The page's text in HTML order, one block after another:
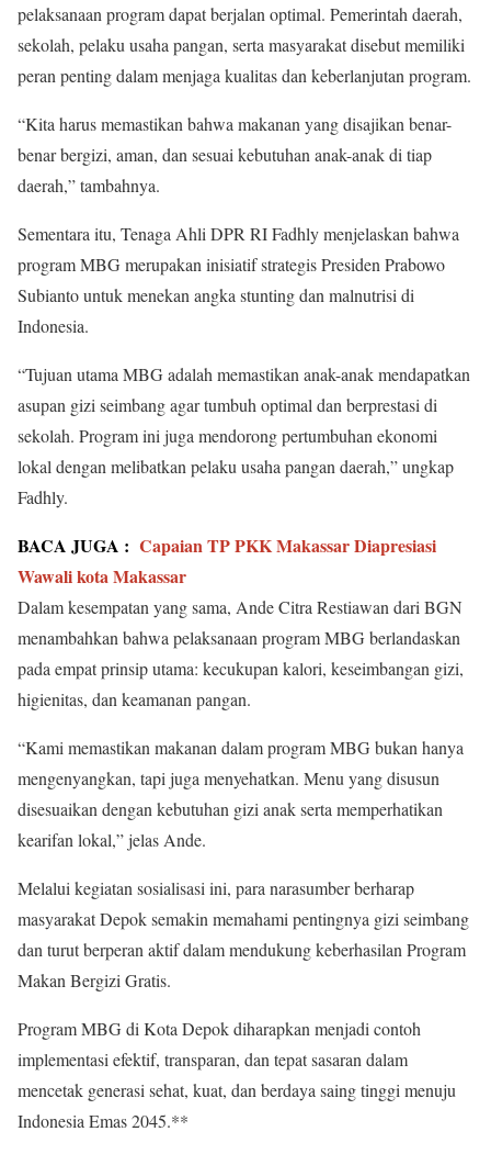
pelaksanaan program dapat berjalan optimal. Pemerintah daerah,
sekolah, pelaku usaha pangan, serta masyarakat disebut memiliki
peran penting dalam menjaga kualitas dan keberlanjutan program.
“Kita harus memastikan bahwa makanan yang disajikan benar-
benar bergizi, aman, dan sesuai kebutuhan anak-anak di tiap
daerah,” tambahnya.
Sementara itu, Tenaga Ahli DPR RI Fadhly menjelaskan bahwa
program MBG merupakan inisiatif strategis Presiden Prabowo
Subianto untuk menekan angka stunting dan malnutrisi di
Indonesia.
“Tujuan utama MBG adalah memastikan anak-anak mendapatkan
asupan gizi seimbang agar tumbuh optimal dan berprestasi di
sekolah. Program ini juga mendorong pertumbuhan ekonomi
lokal dengan melibatkan pelaku usaha pangan daerah,” ungkap
Fadhly.
BACA JUGA : Capaian TP PKK Makassar Diapresiasi
Wawali kota Makassar
Dalam kesempatan yang sama, Ande Citra Restiawan dari BGN
menambahkan bahwa pelaksanaan program MBG berlandaskan
pada empat prinsip utama: kecukupan kalori, keseimbangan gizi,
higienitas, dan keamanan pangan.
“Kami memastikan makanan dalam program MBG bukan hanya
mengenyangkan, tapi juga menyehatkan. Menu yang disusun
disesuaikan dengan kebutuhan gizi anak serta memperhatikan
kearifan lokal,” jelas Ande.
Melalui kegiatan sosialisasi ini, para narasumber berharap
masyarakat Depok semakin memahami pentingnya gizi seimbang
dan turut berperan aktif dalam mendukung keberhasilan Program
Makan Bergizi Gratis.
Program MBG di Kota Depok diharapkan menjadi contoh
implementasi efektif, transparan, dan tepat sasaran dalam
mencetak generasi sehat, kuat, dan berdaya saing tinggi menuju
Indonesia Emas 2045.**